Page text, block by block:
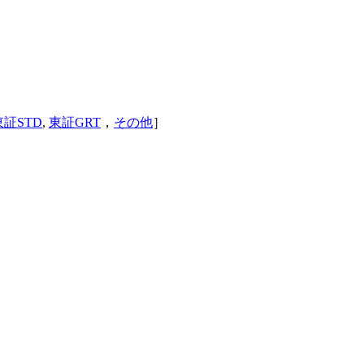
証STD, 東証GRT ， その他］